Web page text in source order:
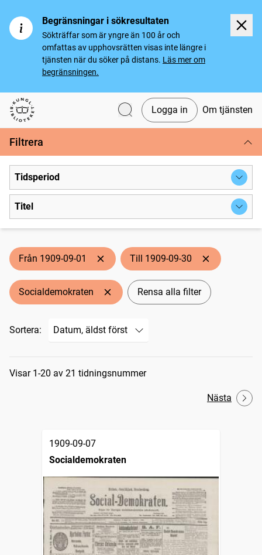
Begränsningar i sökresultaten
Sökträffar som är yngre än 100 år och
omfattas av upphovsrätten visas inte längre i
tjänsten när du söker på distans. Läs mer om
begränsningen.
Svenska tidningar
Logga in Om tjänsten
Filtrera
Tidsperiod
Titel
Från 1909-09-01 Till 1909-09-30
Socialdemokraten Rensa alla filter
Sortera:
Sökresultat
Visar 1-20 av 21 tidningsnummer
Nästa
1909-09-07
Socialdemokraten